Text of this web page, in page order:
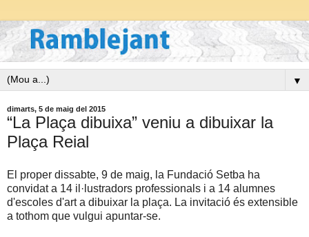
▼
dimarts, 5 de maig del 2015
“La Plaça dibuixa” veniu a dibuixar la
Plaça Reial
El proper dissabte, 9 de maig, la Fundació Setba ha
convidat a 14 il·lustradors professionals i a 14 alumnes
d'escoles d'art a dibuixar la plaça. La invitació és extensible
a tothom que vulgui apuntar-se.